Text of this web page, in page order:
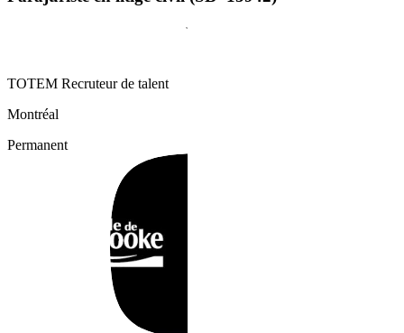
TOTEM Recruteur de talent
Montréal
Permanent